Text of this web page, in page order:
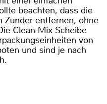
beachten, dass die
Zunder entfernen, ohne
Clean-Mix Scheibe
von
und sind je nach